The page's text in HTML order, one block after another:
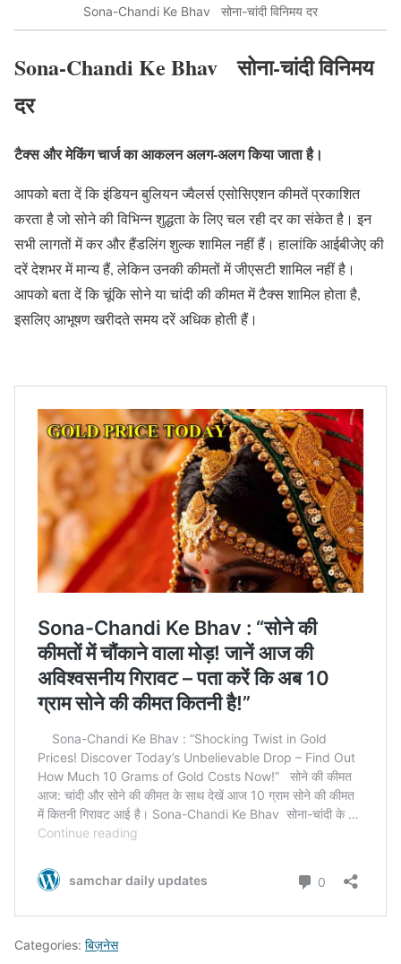
Sona-Chandi Ke Bhav सोना-चांदी विनिमय दर
Sona-Chandi Ke Bhav सोना-चांदी विनिमय
दर
टैक्स और मेकिंग चार्ज का आकलन अलग-अलग किया जाता है।
आपको बता दें कि इंडियन बुलियन ज्वैलर्स एसोसिएशन कीमतें प्रकाशित
करता है जो सोने की विभिन्न शुद्धता के लिए चल रही दर का संकेत है। इन
सभी लागतों में कर और हैंडलिंग शुल्क शामिल नहीं हैं। हालांकि आईबीजेए की
दरें देशभर में मान्य हैं, लेकिन उनकी कीमतों में जीएसटी शामिल नहीं है।
आपको बता दें कि चूंकि सोने या चांदी की कीमत में टैक्स शामिल होता है,
इसलिए आभूषण खरीदते समय दरें अधिक होती हैं।
Categories: बिज़नेस